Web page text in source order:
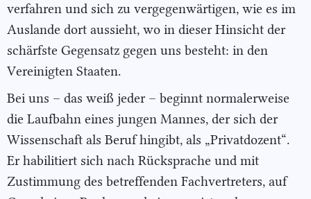
verfahren und sich zu vergegenwärtigen, wie es im
Auslande dort aussieht, wo in dieser Hinsicht der
schärfste Gegensatz gegen uns besteht: in den
Vereinigten Staaten.
Bei uns – das weiß jeder – beginnt normalerweise
die Laufbahn eines jungen Mannes, der sich der
Wissenschaft als Beruf hingibt, als „Privatdozent“.
Er habilitiert sich nach Rücksprache und mit
Zustimmung des betreffenden Fachvertreters, auf